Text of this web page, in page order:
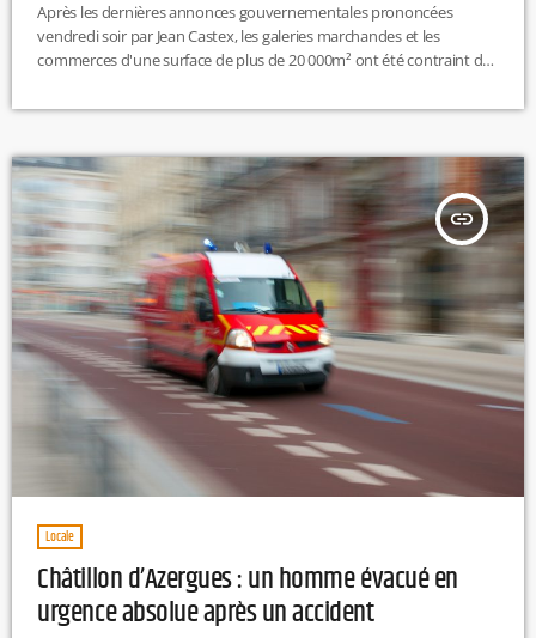
Après les dernières annonces gouvernementales prononcées
vendredi soir par Jean Castex, les galeries marchandes et les
commerces d'une surface de plus de 20 000m² ont été contraint de
principales enseignes concernées.La liste des centres commerciaux
Dieu (Lyon 3e)- la galerie marchande Saint-Genis 2 (Saint-Genis-
Laval)- Confluence (Lyon 2e)- la galerie Porte des Alpes (Saint-Priest)-
Ecully […]
insert_link
Locale
Châtillon d’Azergues : un homme évacué en
urgence absolue après un accident